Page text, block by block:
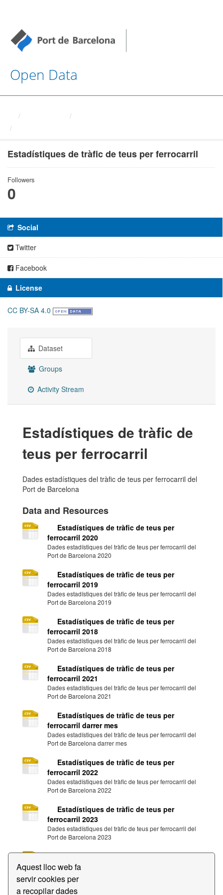
Aquest lloc web fa
servir cookies per
a recopilar dades
Open Data
Estadístiques de tràfic de teus per ferrocarril
Followers
0
Social
Twitter
Facebook
License
CC BY-SA 4.0
Dataset
Groups
Activity Stream
Estadístiques de tràfic de
teus per ferrocarril
Dades estadístiques del tràfic de teus per ferrocarril del
Port de Barcelona
Data and Resources
Estadístiques de tràfic de teus per
ferrocarril 2020
Dades estadístiques del tràfic de teus per ferrocarril del
Port de Barcelona 2020
Estadístiques de tràfic de teus per
ferrocarril 2019
Dades estadístiques del tràfic de teus per ferrocarril del
Port de Barcelona 2019
Estadístiques de tràfic de teus per
ferrocarril 2018
Dades estadístiques del tràfic de teus per ferrocarril del
Port de Barcelona 2018
Estadístiques de tràfic de teus per
ferrocarril 2021
Dades estadístiques del tràfic de teus per ferrocarril del
Port de Barcelona 2021
Estadístiques de tràfic de teus per
ferrocarril darrer mes
Dades estadístiques del tràfic de teus per ferrocarril del
Port de Barcelona darrer mes
Estadístiques de tràfic de teus per
ferrocarril 2022
Dades estadístiques del tràfic de teus per ferrocarril del
Port de Barcelona 2022
Estadístiques de tràfic de teus per
ferrocarril 2023
Dades estadístiques del tràfic de teus per ferrocarril del
Port de Barcelona 2023
Estadístiques de tràfic de teus per
ferrocarril 2024
Dades estadístiques del tràfic de teus per ferrocarril del
Port de Barcelona 2024